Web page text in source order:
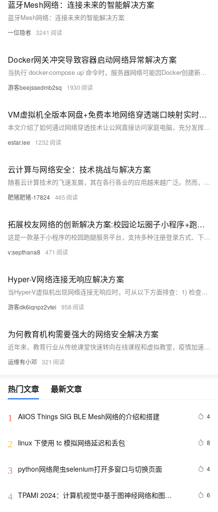
蓝牙Mesh网络：连接未来的智能解决方案
蓝牙Mesh网络：连接未来的智能解决方案
一位隐者 3241
Docker网关冲突导致容器启动网络异常解决方案
当执行`docker-compose up`命令时，服务器网络可能因Docker创建新网桥导致IP段冲突而中断。原因是Docker默认的docker0网卡（172.17.0.1/16）与宿主机网络地址段重叠，引发路由异常。解决方法为修改docker0地址段，通过配置`/etc/docker/daemon.json`调整为非冲突段（如192.168.200.1/24），并重启服务。同时，在`docker-compose.yml`中指定网络模式为`bridge`，最后通过检查docker0地址、网络接口列表及测试容器启动验证修复效果。
游客beejssedmb2sq 1930
VM虚拟机全版本网盘+免费本地网络穿透端口映射实时同步动态家庭IP教程
本文介绍了如何通过网络穿透技术让公网直接访问家庭电脑，充分发挥本地硬件性能。相比第三方服务受限于转发带宽，此方法利用自家宽带实现更高效率。文章详细讲解了端口映射教程，包括不同网络环境（仅光猫、光猫+路由器）下的设置步骤，并提供实时同步动态IP的两种方案：自建服务器或使用三方API接口。最后附上VM虚拟机全版本下载链接，便于用户在穿透后将服务运行于虚拟环境中，提升安全性与适用性。
estar.lee 1232
云计算与网络安全：技术挑战与解决方案
随着云计算技术的飞速发展，其在各行各业的应用越来越广泛。然而，随之而来的网络安全问题也日益凸显。本文将从云服务、网络安全和信息安全等技术领域出发，探讨云计算面临的安全挑战及相应的解决方案。通过实例分析和代码示例，旨在帮助读者更好地理解云计算与网络安全的关系，提高网络安全防护意识。
肥猪肥猪-17824 465
拓展校友网络的创新解决方案:校园论坛圈子小程序+跑腿+二手市场系统
这是一款基于小程序的校园跑腿服务平台，支持多种注册登录方式、下单支付、跑腿接单配送、订单跟踪评价及物流查询功能，并配备客服模块提升用户体验。系统包含用户、客服、物流、跑腿员和订单五大核心模块，功能完善。此外，平台还拓展了校友网络功能，如信息咨询发布、校园社区建设和活动组织等，旨在增强校友互动与联系，形成紧密的校友生态。
v:septhana8 471
Hyper-V网络连接无响应解决方案
当Hyper-V虚拟机出现网络连接无响应时，可从以下方面排查：1) 检查物理网络连接，确保设备正常；2) 验证虚拟网络配置，包括虚拟交换机和网络适配器设置；3) 更新驱动程序以解决兼容性问题；4) 调整防火墙和安全软件设置；5) 重启相关服务和设备；6) 使用命令行工具诊断网络问题；7) 检查BIOS中虚拟化技术是否启用；8) 排查IP冲突和其他日志错误。综合以上步骤，可有效修复网络连接故障。
游客dk6iqnpz2vtei 958
为何教育机构需要强大的网络安全解决方案
近年来，教育行业从传统课堂快速转向在线课程和虚拟教室，疫情加速了这一进程。然而，数字化转型也带来了网络安全风险。身份治理与管理（IGA）解决方案如ManageEngine的ADManager Plus，能有效保护教育机构免受网络攻击，确保数据安全、简化用户管理并实现合规性。通过自动化流程，它不仅提升了安全性，还减轻了IT管理员的工作负担，确保资源访问的无缝性和准确性。
运维有小邓 321
热门文章 最新文章
1 AliOS Things SIG BLE Mesh网络的介绍和搭建 4
2 linux 下使用 tc 模拟网络延迟和丢包 8
3 python网络爬虫selenium打开多窗口与切换页面 4
4 TPAMI 2024：计算机视觉中基于图神经网络和图
6